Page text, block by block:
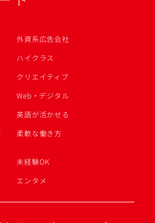
外資系広告会社
ハイクラス
クリエイティブ
Web・デジタル
英語が活かせる
柔軟な働き方
未経験OK
エンタメ